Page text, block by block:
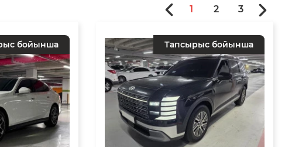
бойынша Тапсырыс бойынша
1 2 3